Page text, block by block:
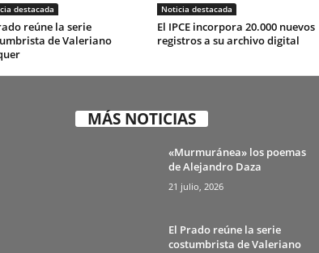
destacada
reúne la serie
de Valeriano
Noticia destacada
El IPCE incorpora 20.000 nuevos
registros a su archivo digital
MÁS NOTICIAS
«Murmuránea» los poemas
de Alejandro Daza
21 julio, 2026
El Prado reúne la serie
costumbrista de Valeriano